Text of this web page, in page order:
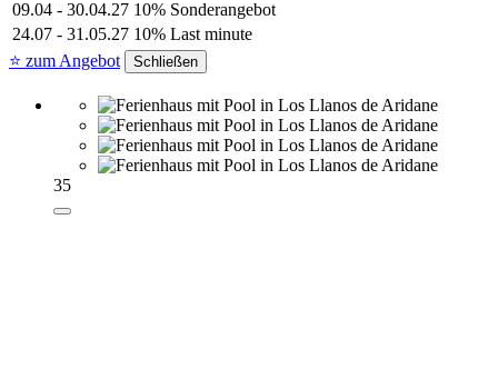
09.04 - 30.04.27 10% Sonderangebot
24.07 - 31.05.27 10% Last minute
⭐ zum Angebot
Schließen
35